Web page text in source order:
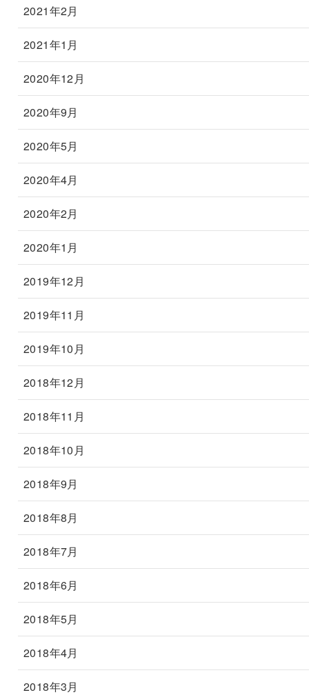
2021年2月
2021年1月
2020年12月
2020年9月
2020年5月
2020年4月
2020年2月
2020年1月
2019年12月
2019年11月
2019年10月
2018年12月
2018年11月
2018年10月
2018年9月
2018年8月
2018年7月
2018年6月
2018年5月
2018年4月
2018年3月